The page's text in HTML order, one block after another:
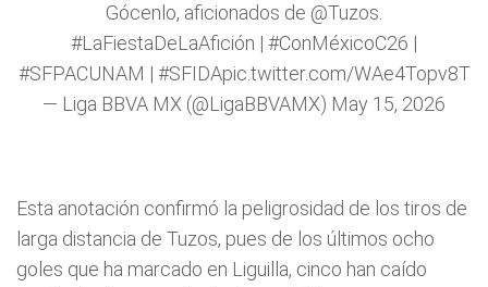
Gócenlo, aficionados de @Tuzos
#LaFiestaDeLaAfición | #ConMéxicoC26 |
#SFPACUNAM | #SFIDApic.twitter.com/WAe4Topv8T
— Liga BBVA MX (@LigaBBVAMX) May 15, 2026
Esta anotación confirmó la peligrosidad de los tiros de
larga distancia de Tuzos, pues de los últimos ocho
goles que ha marcado en Liguilla, cinco han caído